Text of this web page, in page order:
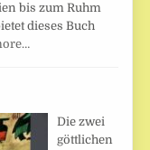
bis zum Ruhm
dieses Buch
Die zwei
göttlichen